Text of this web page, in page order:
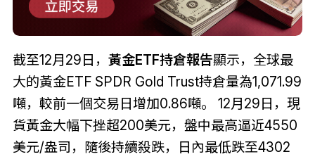
截至12月29日， 黃金ETF持倉報告顯示，全球最
大的黃金ETF SPDR Gold Trust持倉量為1,071.99
噸，較前一個交易日增加0.86噸。 12月29日，現
貨黃金大幅下挫超200美元，盤中最高逼近4550
美元/盎司，隨後持續殺跌，日內最低跌至4302